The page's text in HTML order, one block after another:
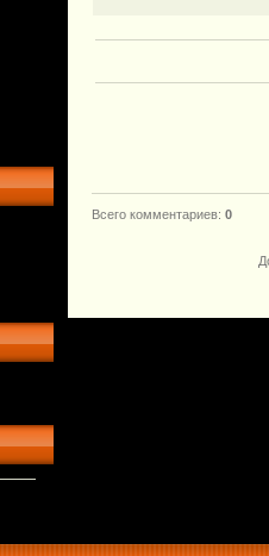
Всего комментариев: 0